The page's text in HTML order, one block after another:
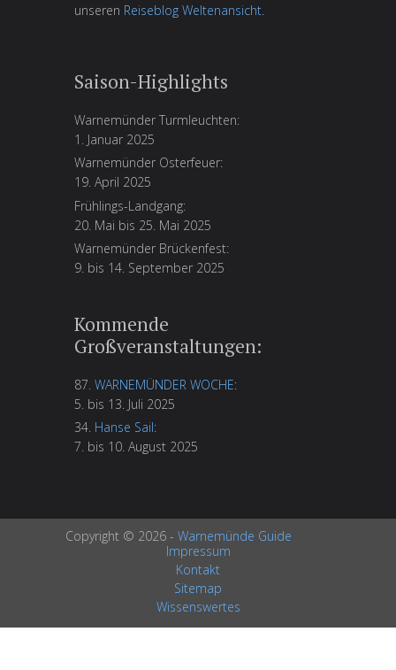
unseren Reiseblog Weltenansicht
Saison-Highlights
Warnemünder Turmleuchten:
1. Januar 2025
Warnemünder Osterfeuer:
19. April 2025
Frühlings-Landgang:
20. Mai bis 25. Mai 2025
Warnemünder Brückenfest:
9. bis 14. September 2025
Kommende
Großveranstaltungen:
87. WARNEMÜNDER WOCHE:
5. bis 13. Juli 2025
34. Hanse Sail:
7. bis 10. August 2025
Copyright © 2026 - Warnemünde Guide
Impressum
Kontakt
Sitemap
Wissenswertes